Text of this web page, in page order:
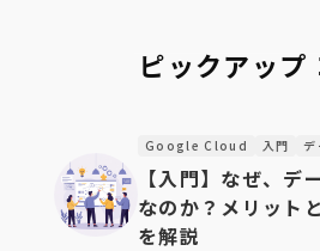
ピックアップ
Google Cloud 入門 デ
【入門】なぜ、デ
なのか？メリット
を解説